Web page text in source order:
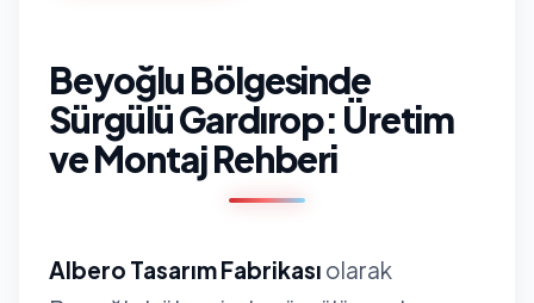
Beyoğlu Bölgesinde
Sürgülü Gardırop: Üretim
ve Montaj Rehberi
Albero Tasarım Fabrikası olarak